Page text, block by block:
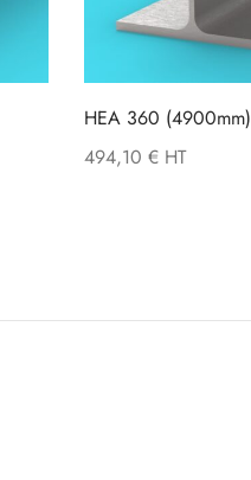
HEA 360 (4900mm)
494,10 €